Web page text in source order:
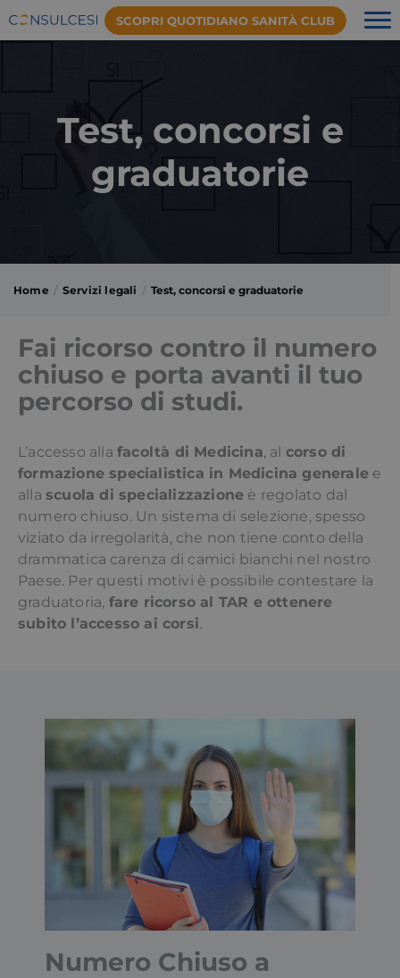
SCOPRI QUOTIDIANO SANITÀ CLUB
Test, concorsi e
graduatorie
Home Servizi legali Test, concorsi e graduatorie
Fai ricorso contro il numero
chiuso e porta avanti il tuo
percorso di studi.
L’accesso alla facoltà di Medicina, al corso di
formazione specialistica in Medicina generale e
alla scuola di specializzazione è regolato dal
numero chiuso. Un sistema di selezione, spesso
viziato da irregolarità, che non tiene conto della
drammatica carenza di camici bianchi nel nostro
Paese. Per questi motivi è possibile contestare la
graduatoria, fare ricorso al TAR e ottenere
subito l’accesso ai corsi.
Numero Chiuso a